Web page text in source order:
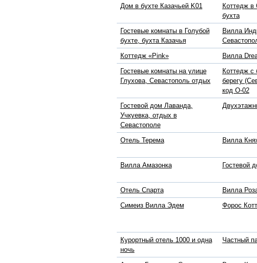
Дом в бухте Казачьей K01
Коттедж в
бухта
Гостевые комнаты в Голубой
бухте, бухта Казачья
Вилла
Коттедж «Pink»
Вилла
Гостевые комнаты на улице
Глухова, Севастополь отдых
Коттедж с
берегу
код O-02
Гостевой дом Лаванда,
Учкуевка, отдых в
Севастополе
Отель Терема Вилла
Вилла Амазонка Гостевой
Отель Спарта Вилла
Симеиз Вилла Эдем
Форос
Курортный отель 1000 и одна
ночь
Частный